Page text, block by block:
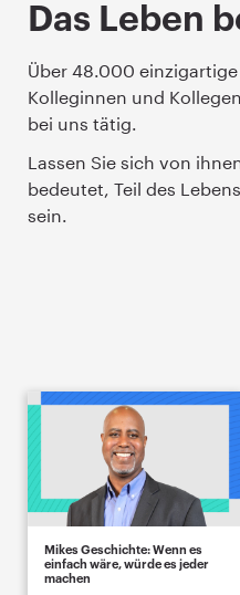
Das Leben
Über 48.000
Kolleginnen und
bei uns tätig.
Lassen Sie sich von
bedeutet, Teil des
sein.
Mikes Geschichte: Wenn es
einfach wäre, würde es jeder
machen